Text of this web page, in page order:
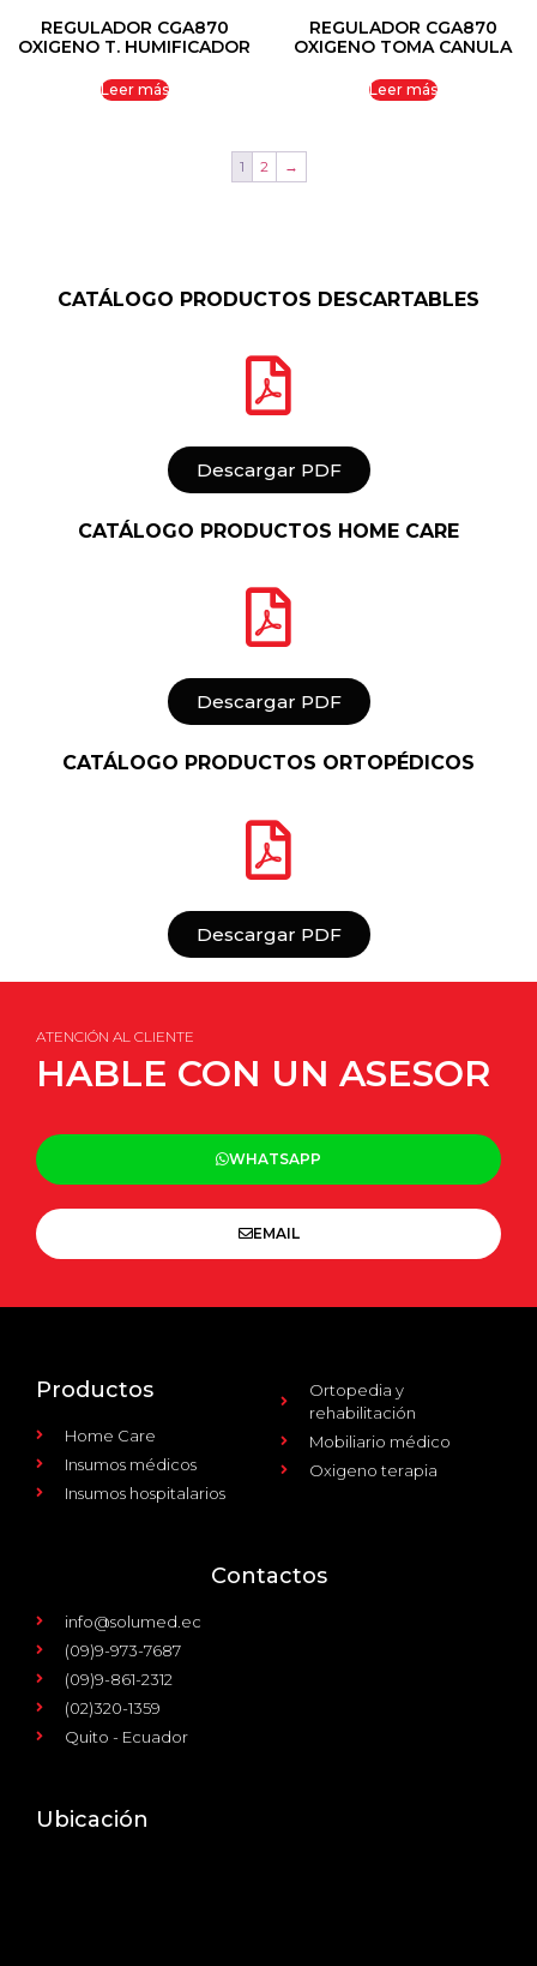
REGULADOR CGA870
OXIGENO T. HUMIFICADOR
Leer más
REGULADOR CGA870
OXIGENO TOMA CANULA
Leer más
1 2 →
CATÁLOGO PRODUCTOS DESCARTABLES
Descargar PDF
CATÁLOGO PRODUCTOS HOME CARE
Descargar PDF
CATÁLOGO PRODUCTOS ORTOPÉDICOS
Descargar PDF
ATENCIÓN AL CLIENTE
HABLE CON UN ASESOR
WHATSAPP
EMAIL
Productos
Home Care
Insumos médicos
Insumos hospitalarios
Ortopedia y
rehabilitación
Mobiliario médico
Oxigeno terapia
Contactos
info@solumed.ec
(09)9-973-7687
(09)9-861-2312
(02)320-1359
Quito - Ecuador
Ubicación